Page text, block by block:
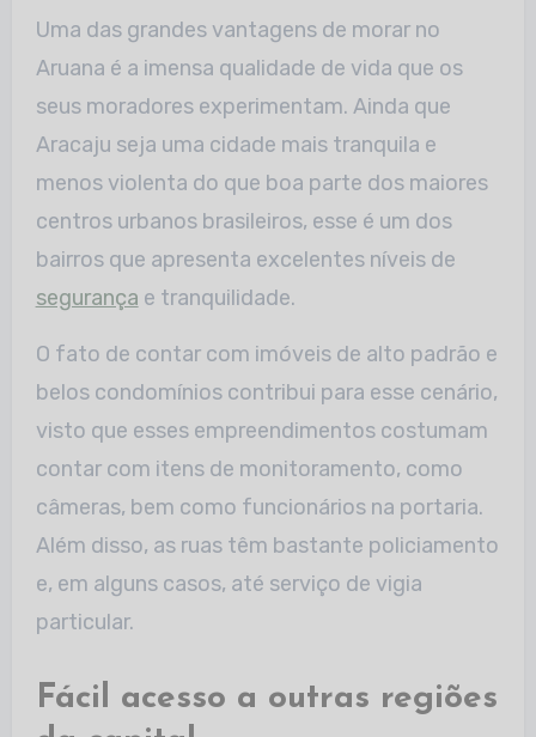
Uma das grandes vantagens de morar no
Aruana é a imensa qualidade de vida que os
seus moradores experimentam. Ainda que
Aracaju seja uma cidade mais tranquila e
menos violenta do que boa parte dos maiores
centros urbanos brasileiros, esse é um dos
bairros que apresenta excelentes níveis de
segurança e tranquilidade.
O fato de contar com imóveis de alto padrão e
belos condomínios contribui para esse cenário,
visto que esses empreendimentos costumam
contar com itens de monitoramento, como
câmeras, bem como funcionários na portaria.
Além disso, as ruas têm bastante policiamento
e, em alguns casos, até serviço de vigia
particular.
Fácil acesso a outras regiões